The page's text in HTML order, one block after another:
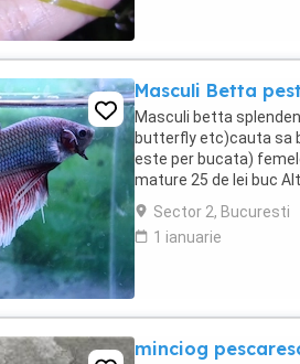
Masculi Betta
Masculi betta
butterfly etc)cauta sa
este per bucata)
mature 25 de lei buc
substrat(3 lei ...
Sector 2, Bucuresti
1 ianuarie
minciog